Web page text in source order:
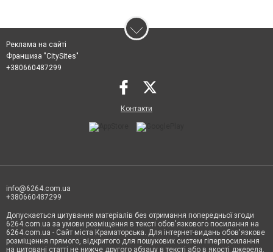
Реклама на сайті
Франшиза "CitySites"
+380660487299
Контакти
info@6264.com.ua
+380660487299
Допускається цитування матеріалів без отримання попередньої згоди
6264.com.ua за умови розміщення в тексті обов'язкового посилання на
6264.com.ua - Сайт міста Краматорська. Для інтернет-видань обов'язкове
розміщення прямого, відкритого для пошукових систем гіперпосилання
на цитовані статті не нижче другого абзацу в тексті або в якості джерела.